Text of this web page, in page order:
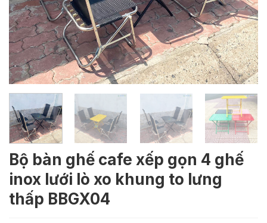
Bộ bàn ghế cafe xếp gọn 4 ghế
inox lưới lò xo khung to lưng
thấp BBGX04